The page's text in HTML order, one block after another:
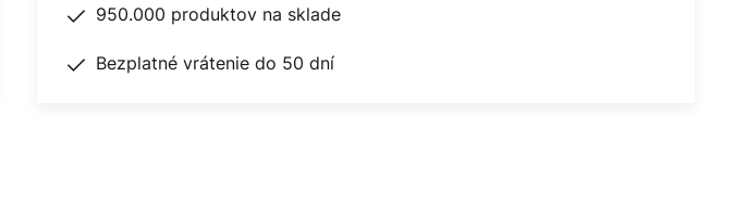
950.000 produktov na sklade
Bezplatné vrátenie do 50 dní